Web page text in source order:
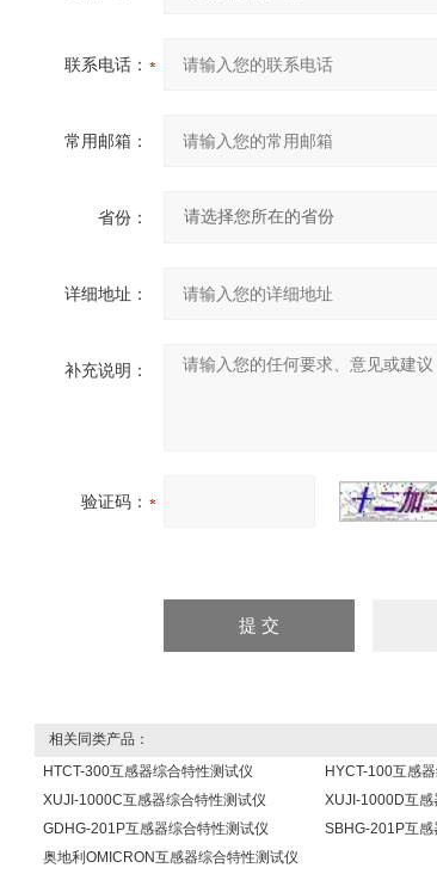
联系电话：
常用邮箱：
省份：
详细地址：
补充说明：
验证码：
相关同类产品：
HTCT-300互感器综合特性测试仪
HYCT-100互感
XUJI-1000C互感器综合特性测试仪
XUJI-1000D互感
GDHG-201P互感器综合特性测试仪
SBHG-201P互
奥地利OMICRON互感器综合特性测试仪